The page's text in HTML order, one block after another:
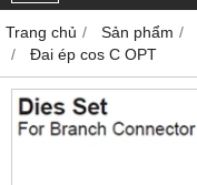
Trang chủ Sản phẩm
Đai ép cos C OPT